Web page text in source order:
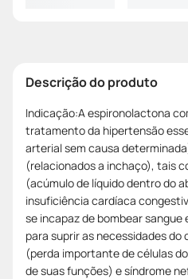
Descrição do produto
Indicação:A espironolactona
tratamento da hipertensão
arterial sem causa
(relacionados a inchaço), tais
(acúmulo de líquido dentro do
insuficiência cardíaca
se incapaz de bombear
para suprir as necessidades
(perda importante de células
de suas funções) e síndrome